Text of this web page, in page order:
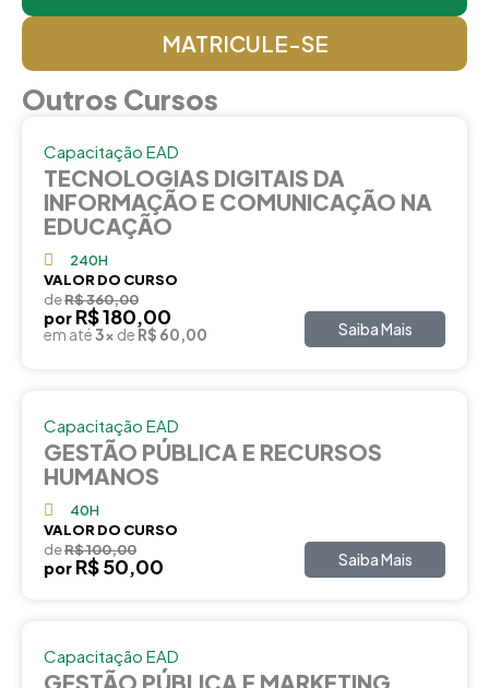
MATRICULE-SE
Outros Cursos
Capacitação EAD
TECNOLOGIAS DIGITAIS DA
INFORMAÇÃO E COMUNICAÇÃO NA
EDUCAÇÃO
240H
VALOR DO CURSO
deR$ 360,00
por R$ 180,00
em até3x de R$ 60,00 Saiba Mais
Capacitação EAD
GESTÃO PÚBLICA E RECURSOS
HUMANOS
40H
VALOR DO CURSO
deR$ 100,00
por R$ 50,00 Saiba Mais
Capacitação EAD
GESTÃO PÚBLICA E MARKETING